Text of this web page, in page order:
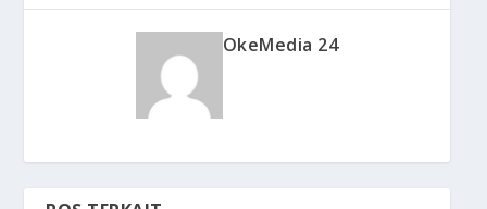
OkeMedia 24